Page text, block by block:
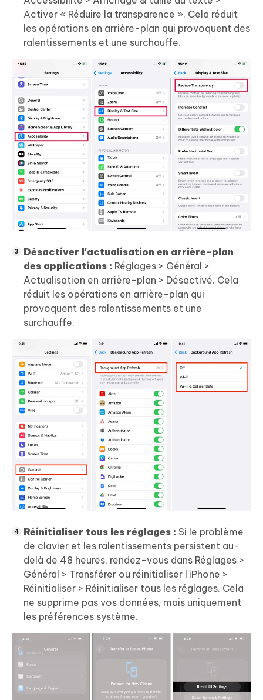
Activer « Réduire la transparence ». Cela réduit
les opérations en arrière-plan qui provoquent des
ralentissements et une surchauffe.
Désactiver l'actualisation en arrière-plan
des applications : Réglages > Général >
Actualisation en arrière-plan > Désactivé. Cela
réduit les opérations en arrière-plan qui
provoquent des ralentissements et une
surchauffe.
Réinitialiser tous les réglages : Si le problème
de clavier et les ralentissements persistent au-
delà de 48 heures, rendez-vous dans Réglages >
Général > Transférer ou réinitialiser l'iPhone >
Réinitialiser > Réinitialiser tous les réglages. Cela
ne supprime pas vos données, mais uniquement
les préférences système.